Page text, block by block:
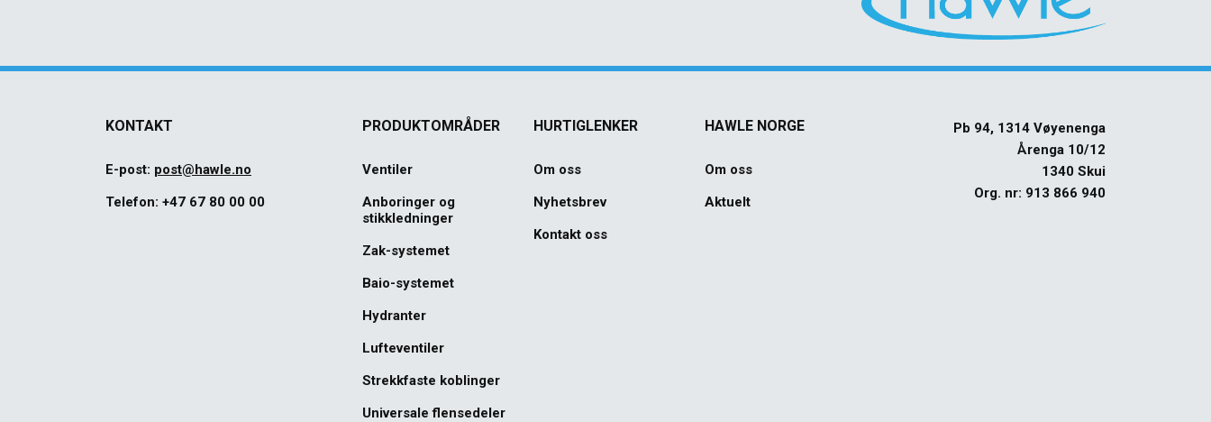
KONTAKT
E-post: post@hawle.no
Telefon: +47 67 80 00 00
PRODUKTOMRÅDER
Ventiler
Anboringer og
stikkledninger
Zak-systemet
Baio-systemet
Hydranter
Lufteventiler
Strekkfaste koblinger
Universale flensedeler
HURTIGLENKER
Om oss
Nyhetsbrev
Kontakt oss
HAWLE NORGE
Om oss
Aktuelt
Pb 94, 1314 Vøyenenga
Årenga 10/12
1340 Skui
Org. nr: 913 866 940